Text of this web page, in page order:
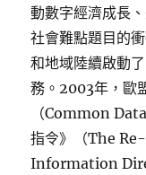
動數字經濟成長
社會難點題目的
和地域陸續啟動
務。2003年，歐
（Common
指令》（The
Information